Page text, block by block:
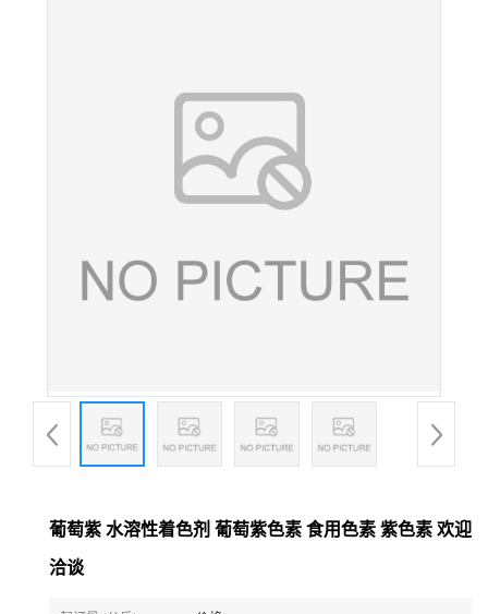
葡萄紫 水溶性着色剂 葡萄紫色素 食用色素 紫色素 欢迎
洽谈